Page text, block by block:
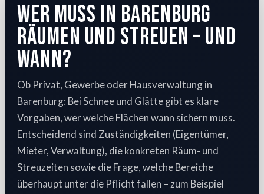
Wer muss in Barenburg
räumen und streuen – und
wann?
Ob Privat, Gewerbe oder Hausverwaltung in
Barenburg: Bei Schnee und Glätte gibt es klare
Vorgaben, wer welche Flächen wann sichern muss.
Entscheidend sind Zuständigkeiten (Eigentümer,
Mieter, Verwaltung), die konkreten Räum- und
Streuzeiten sowie die Frage, welche Bereiche
überhaupt unter die Pflicht fallen – zum Beispiel